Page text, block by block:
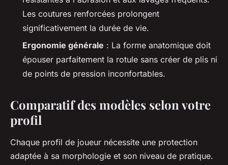
Les coutures renforcées prolongent
significativement la durée de vie.
Ergonomie générale : La forme anatomique doit
épouser parfaitement la rotule sans créer de plis ni
de points de pression inconfortables.
Comparatif des modèles selon votre
profil
Chaque profil de joueur nécessite une protection
adaptée à sa morphologie et son niveau de pratique.